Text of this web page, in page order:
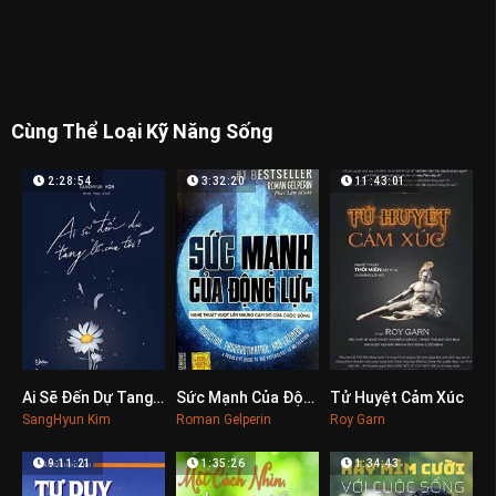
Cùng Thể Loại Kỹ Năng Sống
0
2:28:54
Ai Sẽ Đến Dự Tang Lễ Của Tôi?
SangHyun Kim
0
3:32:20
Sức Mạnh Của Động Lực
Roman Gelperin
0
11:43:01
Tử Huyệt Cảm Xúc
Roy Garn
9:11:21 1:35:26 1:34:43